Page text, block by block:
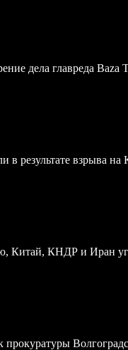
дела главреда Baza
в результате взрыва
Китай, КНДР и Иран
прокуратуры